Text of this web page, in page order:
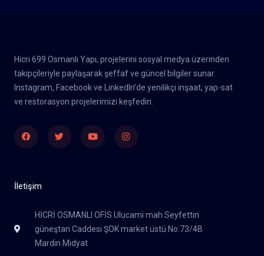
Hicri 699 Osmanlı Yapı, projelerini sosyal medya üzerinden
takipçileriyle paylaşarak şeffaf ve güncel bilgiler sunar.
Instagram, Facebook ve LinkedIn’de yenilikçi inşaat, yap-sat
ve restorasyon projelerimizi keşfedin.
FacebookTwitter YoutubeInstagram
İletişim
HİCRİ OSMANLI OFİS Ulucami mah Seyfettin
güneştan Caddesi ŞOK market üstü No:73/4B
Mardin Midyat